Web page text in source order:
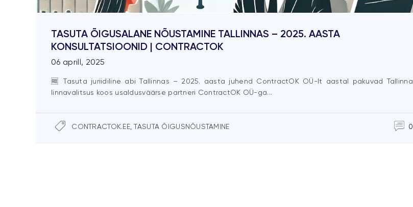
TASUTA ÕIGUSALANE NÕUSTAMINE TALLINNAS – 2025. AASTA
KONSULTATSIOONID | CONTRACTOK
06 aprill, 2025
🆓 Tasuta juriidiline abi Tallinnas – 2025. aasta juhend ContractOK OÜ-lt aastal pakuvad Tallinna
linnavalitsus koos usaldusväärse partneri ContractOK OÜ-ga...
CONTRACTOK.EE, TASUTA ÕIGUSNÕUSTAMINE 0